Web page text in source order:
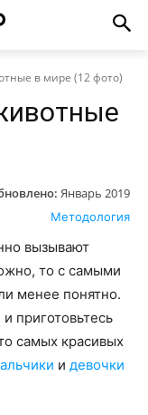
в мире (12 фото)
Январь 2019
Методология
вызывают
то с самыми
менее понятно.
приготовьтесь
самых красивых
и девочки